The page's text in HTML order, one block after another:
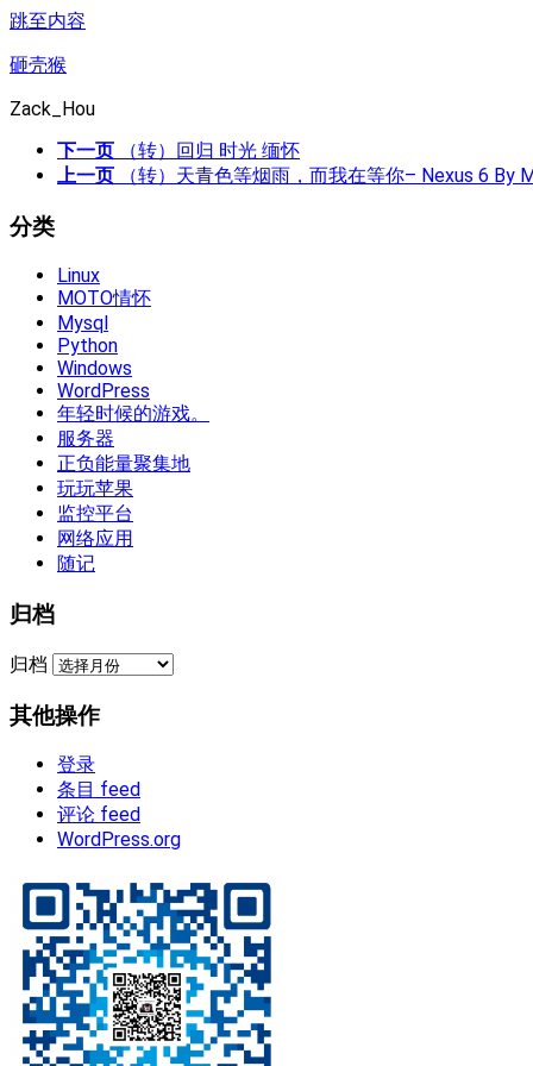
跳至内容
砸壳猴
Zack_Hou
下一页
（转）回归 时光 缅怀
上一页
（转）天青色等烟雨，而我在等你– Nexus 6 By
分类
Linux
MOTO情怀
Mysql
Python
Windows
WordPress
年轻时候的游戏。
服务器
正负能量聚集地
玩玩苹果
监控平台
网络应用
随记
归档
归档
其他操作
登录
条目 feed
评论 feed
WordPress.org